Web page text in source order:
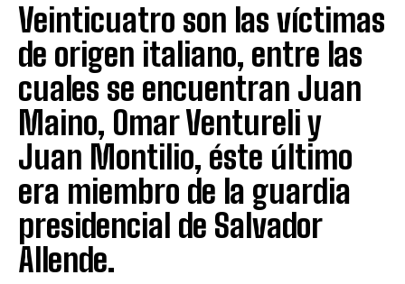
Veinticuatro son las víctimas
de origen italiano, entre las
cuales se encuentran Juan
Maino, Omar Ventureli y
Juan Montilio, éste último
era miembro de la guardia
presidencial de Salvador
Allende.